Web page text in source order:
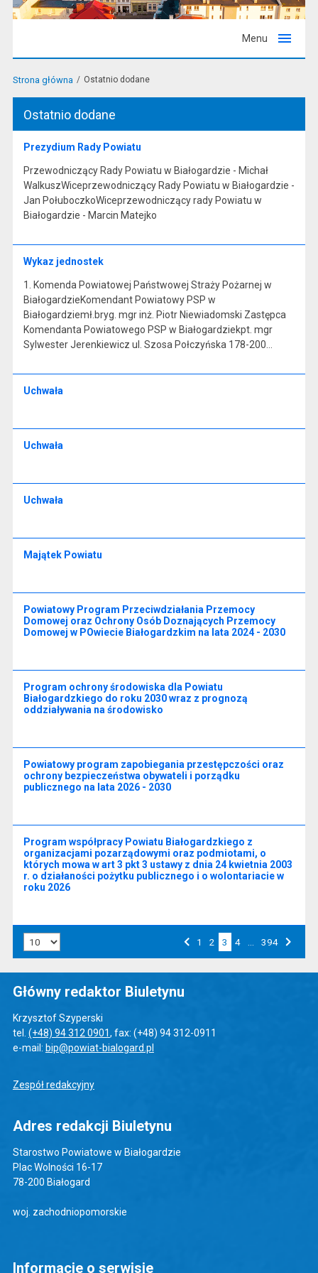
Menu
Strona główna Ostatnio dodane
Ostatnio dodane
Prezydium Rady Powiatu
Przewodniczący Rady Powiatu w Białogardzie - Michał
WalkuszWiceprzewodniczący Rady Powiatu w Białogardzie -
Jan PołuboczkoWiceprzewodniczący rady Powiatu w
Białogardzie - Marcin Matejko
Wykaz jednostek
1. Komenda Powiatowej Państwowej Straży Pożarnej w
BiałogardzieKomendant Powiatowy PSP w
Białogardziemł.bryg. mgr inż. Piotr Niewiadomski Zastępca
Komendanta Powiatowego PSP w Białogardziekpt. mgr
Sylwester Jerenkiewicz ul. Szosa Połczyńska 178-200…
Uchwała
Uchwała
Uchwała
Majątek Powiatu
Powiatowy Program Przeciwdziałania Przemocy
Domowej oraz Ochrony Osób Doznających Przemocy
Domowej w POwiecie Białogardzkim na lata 2024 - 2030
Program ochrony środowiska dla Powiatu
Białogardzkiego do roku 2030 wraz z prognozą
oddziaływania na środowisko
Powiatowy program zapobiegania przestępczości oraz
ochrony bezpieczeństwa obywateli i porządku
publicznego na lata 2026 - 2030
Program współpracy Powiatu Białogardzkiego z
organizacjami pozarządowymi oraz podmiotami, o
których mowa w art 3 pkt 3 ustawy z dnia 24 kwietnia 2003
r. o działaności pożytku publicznego i o wolontariacie w
roku 2026
1 2 3 4 394
Główny redaktor Biuletynu
Krzysztof Szyperski
tel. (+48) 94 312 0901, fax: (+48) 94 312-0911
e-mail: bip@powiat-bialogard.pl
Zespół redakcyjny
Adres redakcji Biuletynu
Starostwo Powiatowe w Białogardzie
Plac Wolności 16-17
78-200 Białogard
woj. zachodniopomorskie
Informacje o serwisie